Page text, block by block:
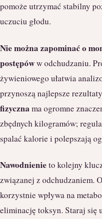
pomoże utrzymać stabilny
uczuciu głodu.
Nie można zapominać o
postępóww odchudzaniu.
żywieniowego ułatwia
przynoszą najlepsze
fizyczna ma ogromne
zbędnych kilogramów;
spalać kalorie i polepszają
Nawodnienieto kolejny
związanej z odchudzaniem.
korzystnie wpływa na
eliminację toksyn. Staraj się